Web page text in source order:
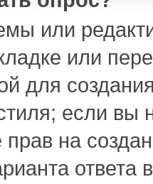
или
или
для
если
на
ответа